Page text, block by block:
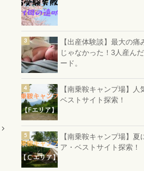
【出産体験談】最大の痛
じゃなかった！3人産ん
ード。
【南乗鞍キャンプ場】人
ベストサイト探索！
【南乗鞍キャンプ場】夏
ア・ベストサイト探索！